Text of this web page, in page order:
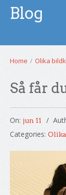
Blog
Home / Olika
Så får
On: jun 11
Categories: